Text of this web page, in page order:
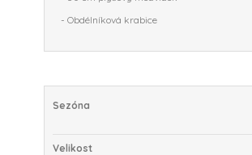
- Obdélníková krabice
Sezóna
Velikost